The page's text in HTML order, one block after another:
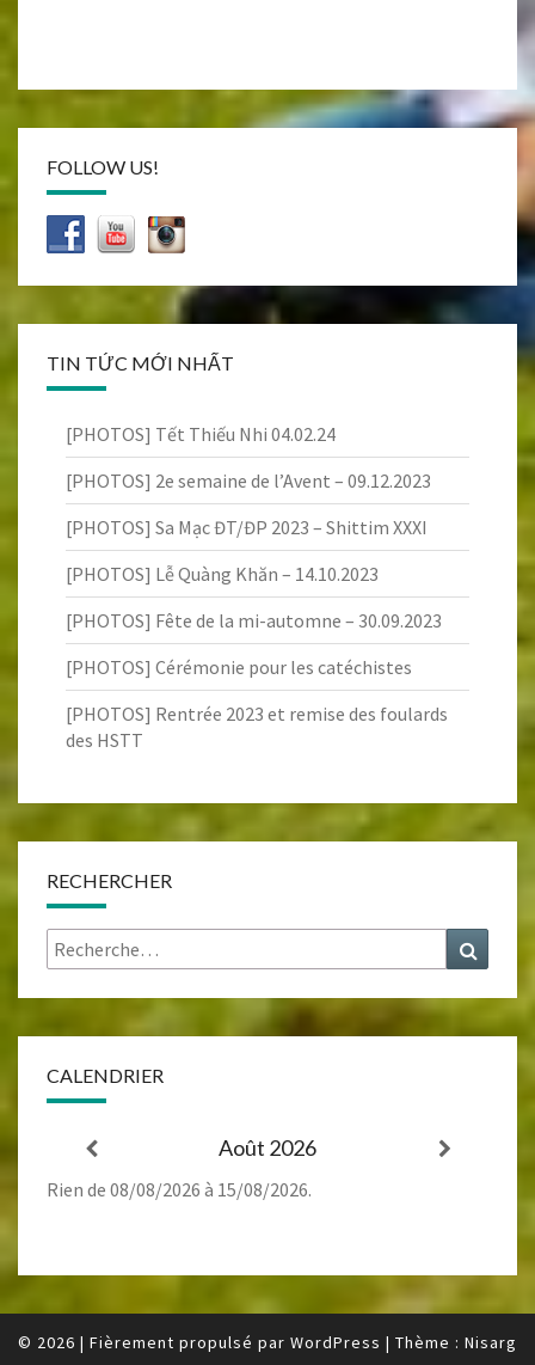
FOLLOW US!
TIN TỨC MỚI NHẤT
[PHOTOS] Tết Thiếu Nhi 04.02.24
[PHOTOS] 2e semaine de l’Avent – 09.12.2023
[PHOTOS] Sa Mạc ĐT/ĐP 2023 – Shittim XXXI
[PHOTOS] Lễ Quàng Khăn – 14.10.2023
[PHOTOS] Fête de la mi-automne – 30.09.2023
[PHOTOS] Cérémonie pour les catéchistes
[PHOTOS] Rentrée 2023 et remise des foulards
des HSTT
RECHERCHER
Rechercher :
CALENDRIER
Août 2026
Rien de 08/08/2026 à 15/08/2026.
© 2026 | Fièrement propulsé par WordPress | Thème : Nisarg